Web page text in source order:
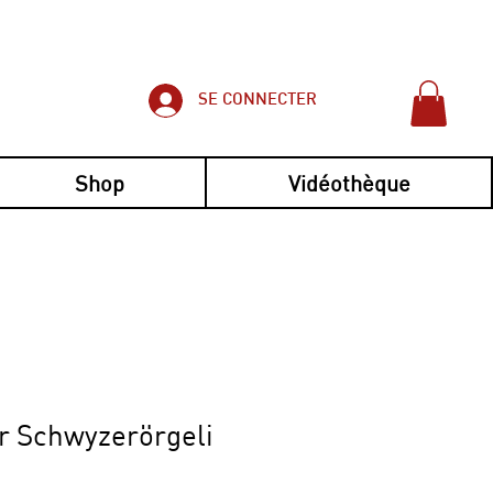
SE CONNECTER
Shop Vidéothèque
Schwyzerörgeli